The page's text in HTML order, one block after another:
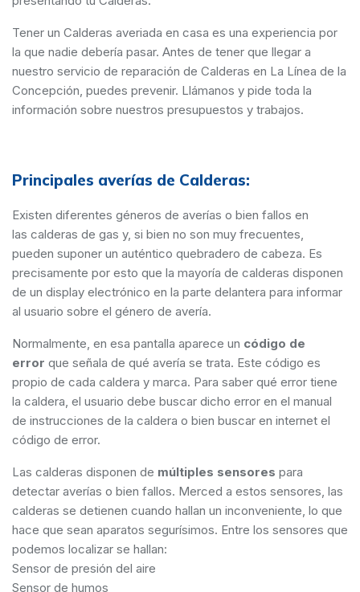
Tener un Calderas averiada en casa es una experiencia por
la que nadie debería pasar. Antes de tener que llegar a
nuestro servicio de reparación de Calderas en La Línea de la
Concepción, puedes prevenir. Llámanos y pide toda la
información sobre nuestros presupuestos y trabajos.
Principales averías de Calderas:
Existen diferentes géneros de averías o bien fallos en
las calderas de gas y, si bien no son muy frecuentes,
pueden suponer un auténtico quebradero de cabeza. Es
precisamente por esto que la mayoría de calderas disponen
de un display electrónico en la parte delantera para informar
al usuario sobre el género de avería.
Normalmente, en esa pantalla aparece un código de
error que señala de qué avería se trata. Este código es
propio de cada caldera y marca. Para saber qué error tiene
la caldera, el usuario debe buscar dicho error en el manual
de instrucciones de la caldera o bien buscar en internet el
código de error.
Las calderas disponen de múltiples sensores para
detectar averías o bien fallos. Merced a estos sensores, las
calderas se detienen cuando hallan un inconveniente, lo que
hace que sean aparatos segurísimos. Entre los sensores que
podemos localizar se hallan:
Sensor de presión del aire
Sensor de humos